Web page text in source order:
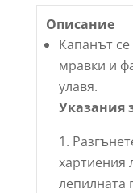
за
мравки
(вътрешен)
VACO
2
бр.
Описание
Капанът
мравки и
улавя.
Указания
хартиения
лепилната